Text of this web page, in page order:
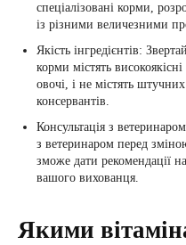
спеціалізовані корми,
із різними величезними
Якість інгредієнтів:
корми містять
овочі, і не містять
консервантів.
Консультація з
з ветеринаром перед
зможе дати рекомендації
вашого вихованця.
Якими